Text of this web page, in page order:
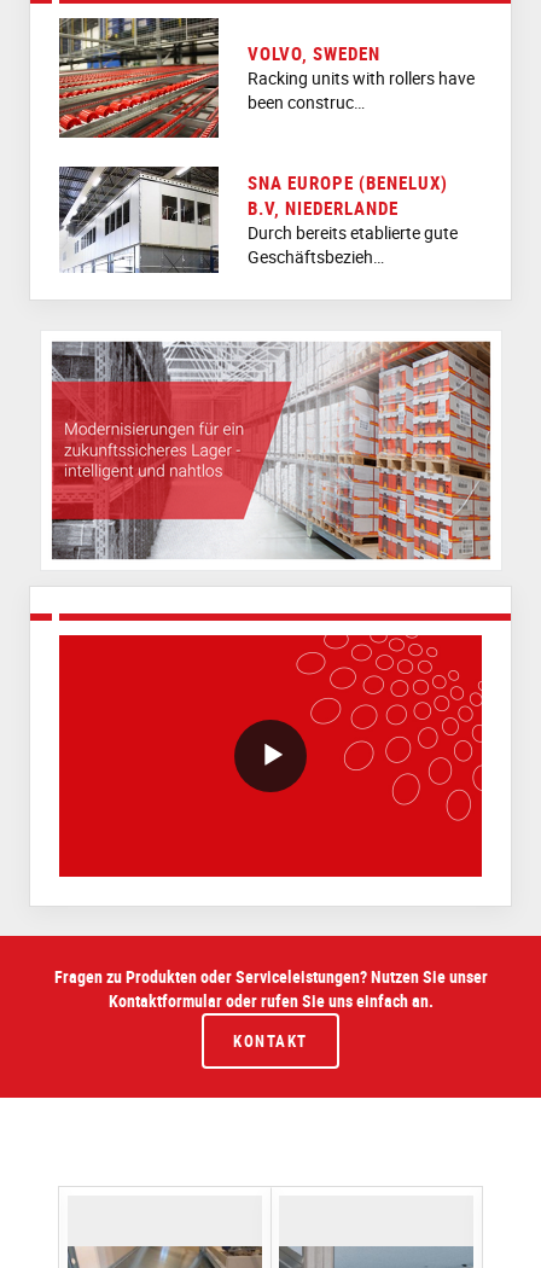
VOLVO, SWEDEN
Racking units with rollers have
been construc…
SNA EUROPE (BENELUX)
B.V, NIEDERLANDE
Durch bereits etablierte gute
Geschäftsbezieh…
VideoWithLightboxBlock
Fragen zu Produkten oder Serviceleistungen? Nutzen Sie unser
Kontaktformular oder rufen Sie uns einfach an.
KONTAKT